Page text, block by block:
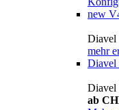
new
Diavel
mehr
Diavel
Diavel
ab